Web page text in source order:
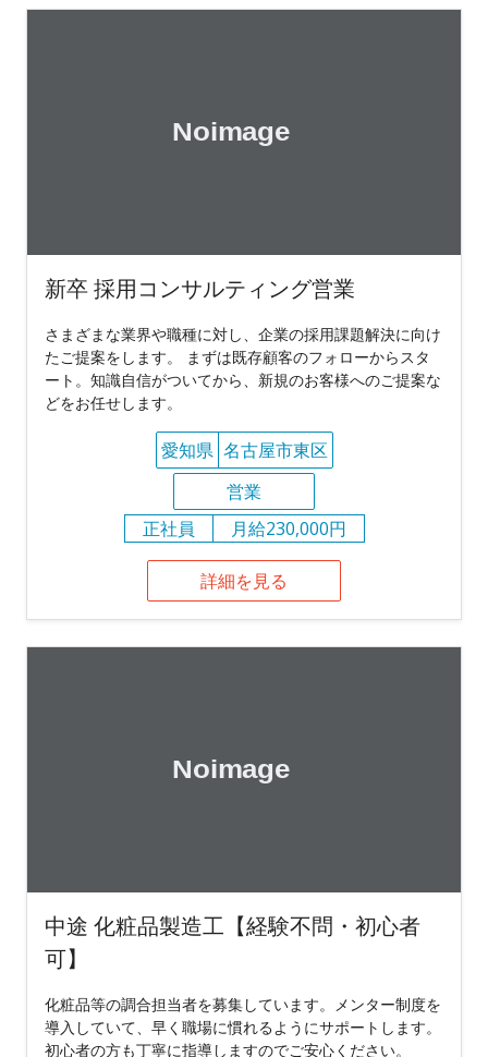
新卒 採用コンサルティング営業
さまざまな業界や職種に対し、企業の採用課題解決に向け
たご提案をします。 まずは既存顧客のフォローからスタ
ート。知識自信がついてから、新規のお客様へのご提案な
どをお任せします。
愛知県 名古屋市東区
営業
正社員
月給230,000円
詳細を見る
中途 化粧品製造工【経験不問・初心者
可】
化粧品等の調合担当者を募集しています。メンター制度を
導入していて、早く職場に慣れるようにサポートします。
初心者の方も丁寧に指導しますのでご安心ください。